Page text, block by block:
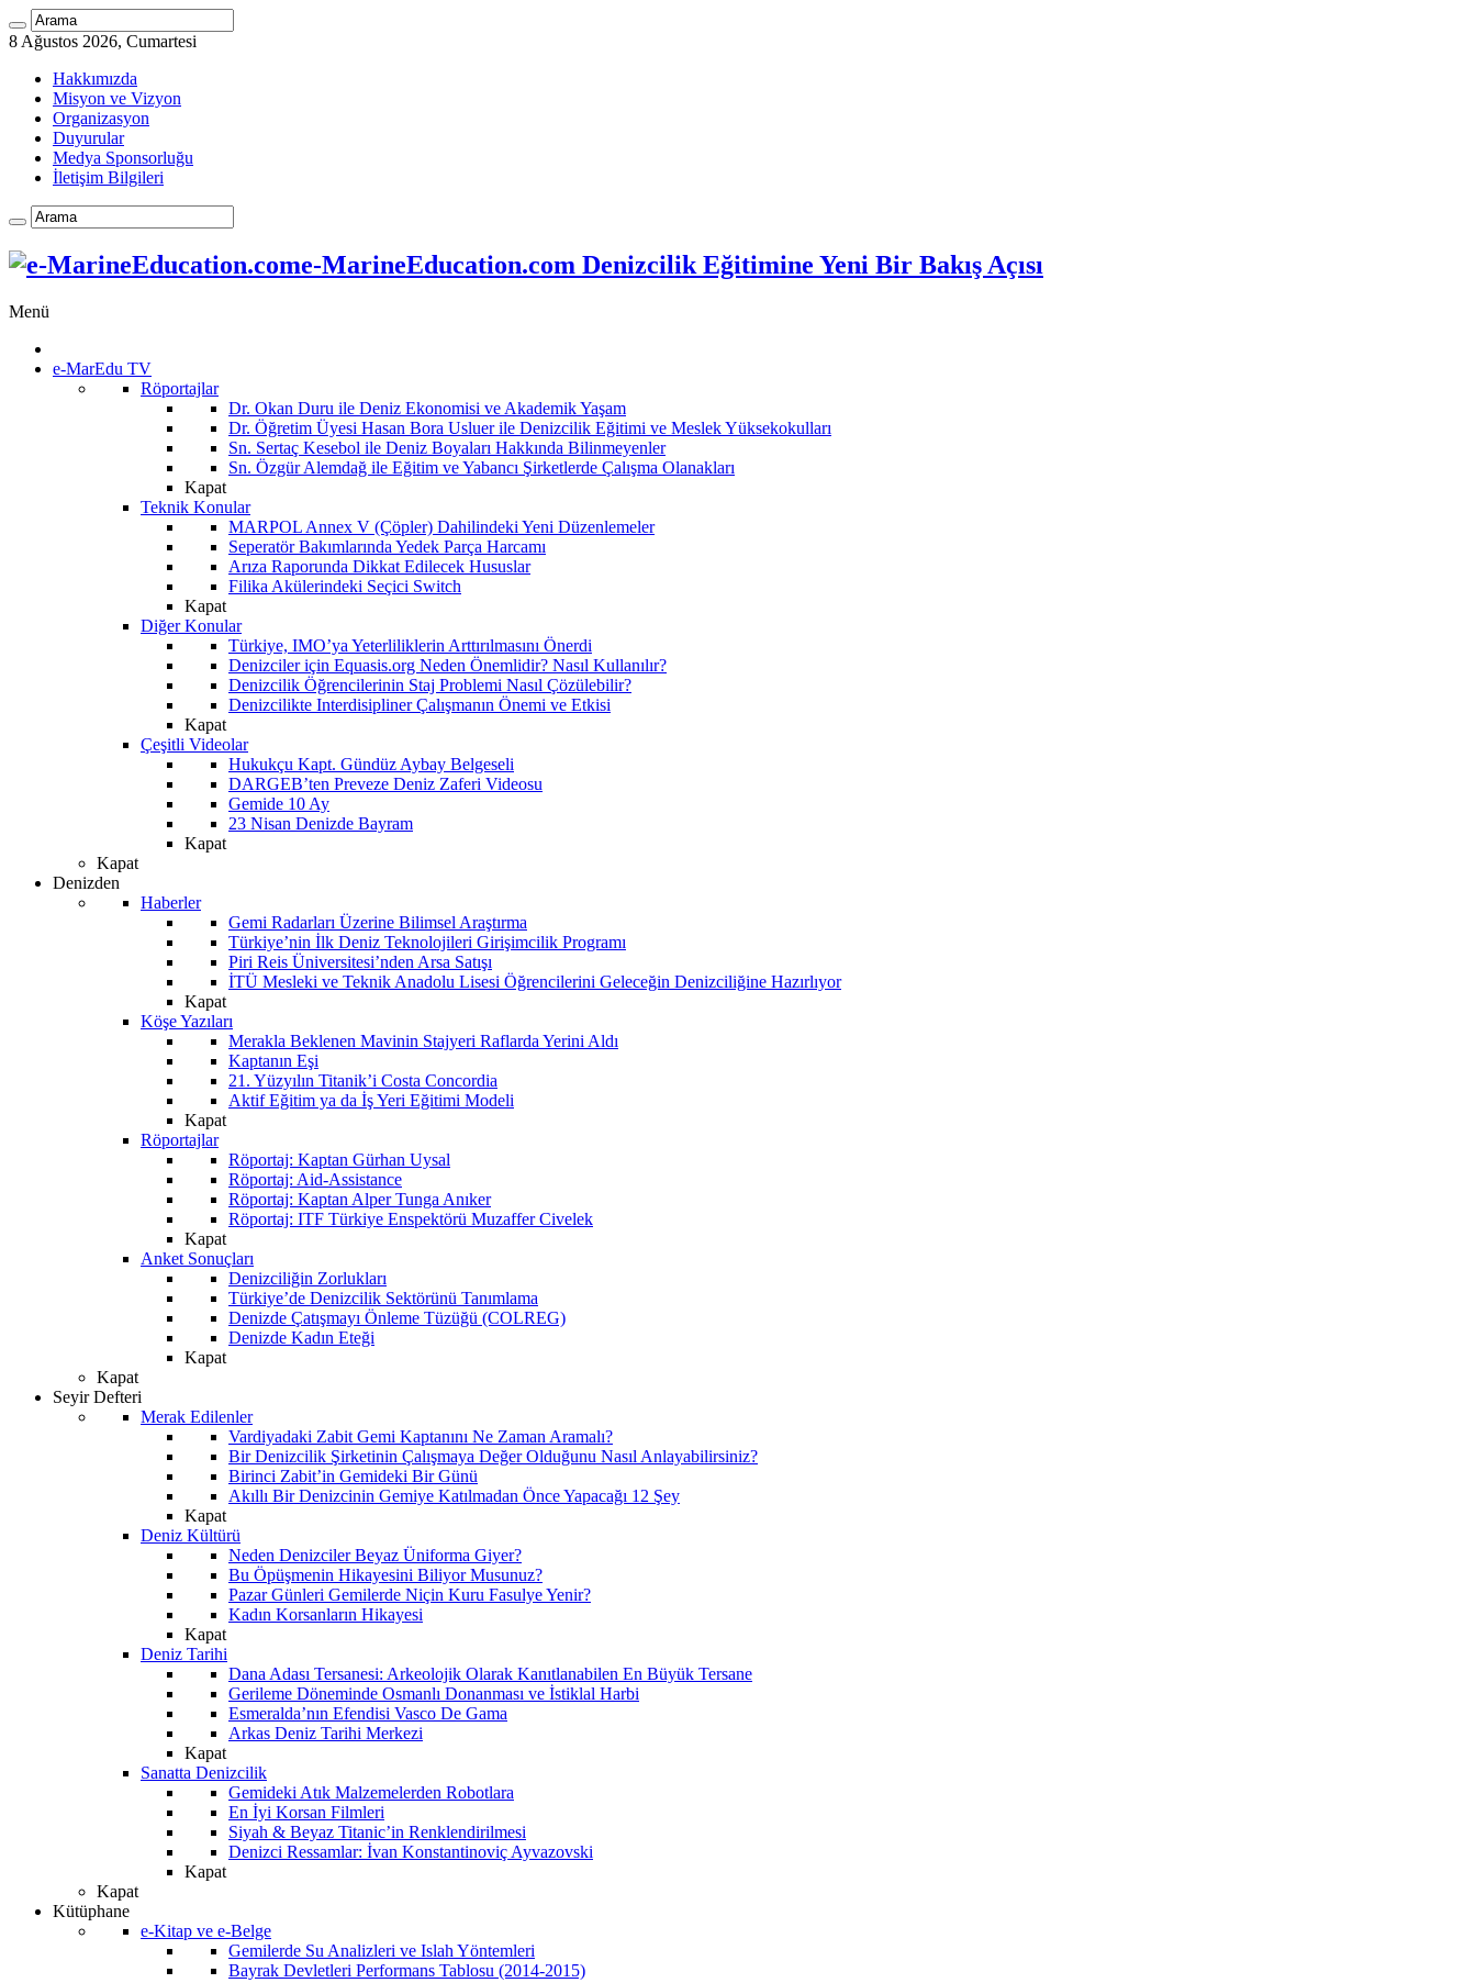
8 Ağustos 2026, Cumartesi
Hakkımızda
Misyon ve Vizyon
Organizasyon
Duyurular
Medya Sponsorluğu
İletişim Bilgileri
e-MarineEducation.com Denizcilik Eğitimine Yeni Bir Bakış Açısı
Menü
e-MarEdu TV
Röportajlar
Dr. Okan Duru ile Deniz Ekonomisi ve Akademik Yaşam
Dr. Öğretim Üyesi Hasan Bora Usluer ile Denizcilik Eğitimi ve Meslek Yüksekokulları
Sn. Sertaç Kesebol ile Deniz Boyaları Hakkında Bilinmeyenler
Sn. Özgür Alemdağ ile Eğitim ve Yabancı Şirketlerde Çalışma Olanakları
Kapat
Teknik Konular
MARPOL Annex V (Çöpler) Dahilindeki Yeni Düzenlemeler
Seperatör Bakımlarında Yedek Parça Harcamı
Arıza Raporunda Dikkat Edilecek Hususlar
Filika Akülerindeki Seçici Switch
Kapat
Diğer Konular
Türkiye, IMO’ya Yeterliliklerin Arttırılmasını Önerdi
Denizciler için Equasis.org Neden Önemlidir? Nasıl Kullanılır?
Denizcilik Öğrencilerinin Staj Problemi Nasıl Çözülebilir?
Denizcilikte Interdisipliner Çalışmanın Önemi ve Etkisi
Kapat
Çeşitli Videolar
Hukukçu Kapt. Gündüz Aybay Belgeseli
DARGEB’ten Preveze Deniz Zaferi Videosu
Gemide 10 Ay
23 Nisan Denizde Bayram
Kapat
Kapat
Denizden
Haberler
Gemi Radarları Üzerine Bilimsel Araştırma
Türkiye’nin İlk Deniz Teknolojileri Girişimcilik Programı
Piri Reis Üniversitesi’nden Arsa Satışı
İTÜ Mesleki ve Teknik Anadolu Lisesi Öğrencilerini Geleceğin Denizciliğine Hazırlıyor
Kapat
Köşe Yazıları
Merakla Beklenen Mavinin Stajyeri Raflarda Yerini Aldı
Kaptanın Eşi
21. Yüzyılın Titanik’i Costa Concordia
Aktif Eğitim ya da İş Yeri Eğitimi Modeli
Kapat
Röportajlar
Röportaj: Kaptan Gürhan Uysal
Röportaj: Aid-Assistance
Röportaj: Kaptan Alper Tunga Anıker
Röportaj: ITF Türkiye Enspektörü Muzaffer Civelek
Kapat
Anket Sonuçları
Denizciliğin Zorlukları
Türkiye’de Denizcilik Sektörünü Tanımlama
Denizde Çatışmayı Önleme Tüzüğü (COLREG)
Denizde Kadın Eteği
Kapat
Kapat
Seyir Defteri
Merak Edilenler
Vardiyadaki Zabit Gemi Kaptanını Ne Zaman Aramalı?
Bir Denizcilik Şirketinin Çalışmaya Değer Olduğunu Nasıl Anlayabilirsiniz?
Birinci Zabit’in Gemideki Bir Günü
Akıllı Bir Denizcinin Gemiye Katılmadan Önce Yapacağı 12 Şey
Kapat
Deniz Kültürü
Neden Denizciler Beyaz Üniforma Giyer?
Bu Öpüşmenin Hikayesini Biliyor Musunuz?
Pazar Günleri Gemilerde Niçin Kuru Fasulye Yenir?
Kadın Korsanların Hikayesi
Kapat
Deniz Tarihi
Dana Adası Tersanesi: Arkeolojik Olarak Kanıtlanabilen En Büyük Tersane
Gerileme Döneminde Osmanlı Donanması ve İstiklal Harbi
Esmeralda’nın Efendisi Vasco De Gama
Arkas Deniz Tarihi Merkezi
Kapat
Sanatta Denizcilik
Gemideki Atık Malzemelerden Robotlara
En İyi Korsan Filmleri
Siyah & Beyaz Titanic’in Renklendirilmesi
Denizci Ressamlar: İvan Konstantinoviç Ayvazovski
Kapat
Kapat
Kütüphane
e-Kitap ve e-Belge
Gemilerde Su Analizleri ve Islah Yöntemleri
Bayrak Devletleri Performans Tablosu (2014-2015)